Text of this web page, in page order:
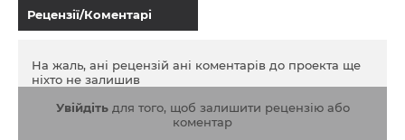
Рецензії/Коментарі
На жаль, ані рецензій ані коментарів до проекта ще
ніхто не залишив
Увійдітьдля того, щоб залишити рецензію або
коментар